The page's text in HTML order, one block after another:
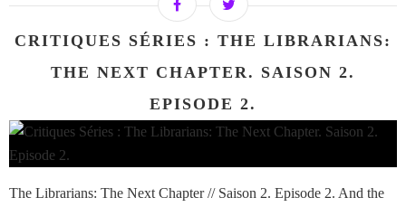
CRITIQUES SÉRIES : THE LIBRARIANS:
THE NEXT CHAPTER. SAISON 2.
EPISODE 2.
The Librarians: The Next Chapter // Saison 2. Episode 2. And the